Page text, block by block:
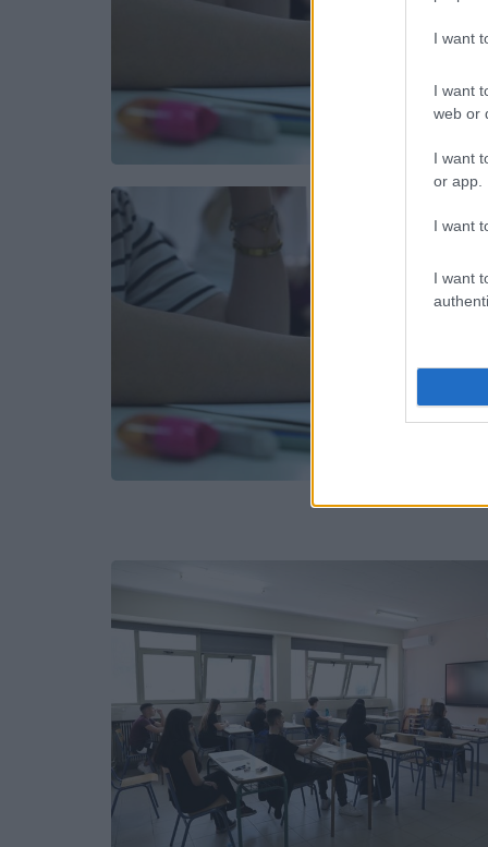
I want
I want
web or
I want
or app.
I want
I want